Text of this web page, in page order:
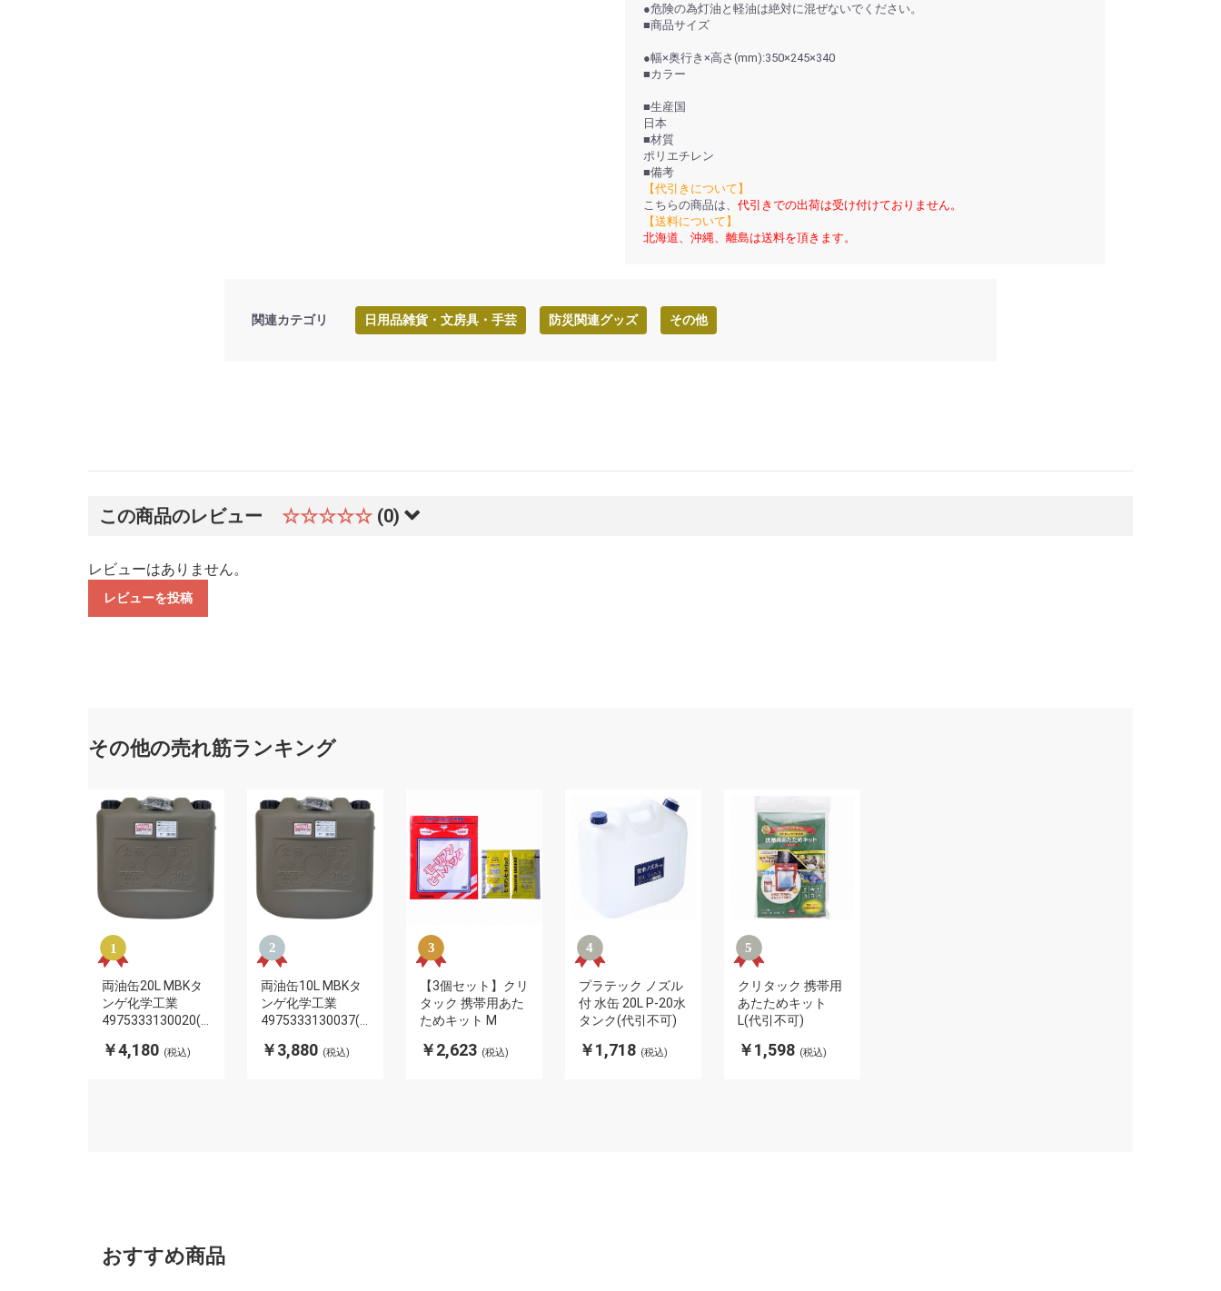
●危険の為灯油と軽油は絶対に混ぜないでください。
■商品サイズ
●幅×奥行き×高さ(mm):350×245×340
■カラー
■生産国
日本
■材質
ポリエチレン
■備考
【代引きについて】
こちらの商品は、 代引きでの出荷は受け付けておりません。
【送料について】
北海道、沖縄、離島は送料を頂きます。
関連カテゴリ 日用品雑貨・文房具・手芸 防災関連グッズ その他
この商品のレビュー ☆☆☆☆☆ (0)
レビューはありません。
レビューを投稿
その他の売れ筋ランキング
両油缶20L MBKタ
ンゲ化学工業
4975333130020(代
￥4,180 (税込)
両油缶10L MBKタ
ンゲ化学工業
4975333130037(代
￥3,880 (税込)
【3個セット】クリ
タック 携帯用あた
ためキット M
￥2,623 (税込)
プラテック ノズル
付 水缶 20L P-20水
タンク(代引不可)
￥1,718 (税込)
クリタック 携帯用
あたためキット
L(代引不可)
￥1,598 (税込)
おすすめ商品